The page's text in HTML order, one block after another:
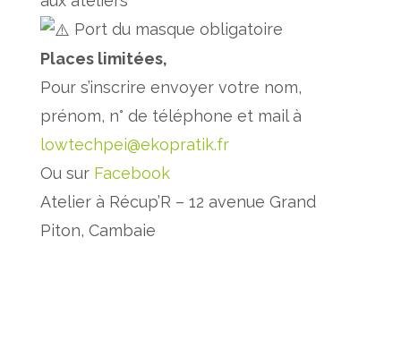
Port du masque obligatoire
Places limitées,
Pour s’inscrire envoyer votre nom,
prénom, n° de téléphone et mail à
lowtechpei@ekopratik.fr
Ou sur Facebook
Atelier à Récup’R – 12 avenue Grand
Piton, Cambaie